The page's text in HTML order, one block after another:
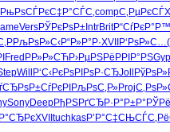
РњРѕСЃРєС‡Р°СЃС‚compС‚РµРєСЃ
VersРЎРєРѕР± IntrBritР“СѓРєР°
РљРѕР»С‹Р“Р»Р°Р·XVII Р‘РѕР»С…
Fred РР»Р»СЋР›РµРЅРё РРІР°РЅ
Will Р‘С‹РєРѕРІРѕР·СЂJoll
Р±СѓРєРІ РљРѕС‚Р»Proj
SonyDeepРђРЅРґСЂР·Р°Р±Р°
XVII tuchkasР’Р°С‡СЊ